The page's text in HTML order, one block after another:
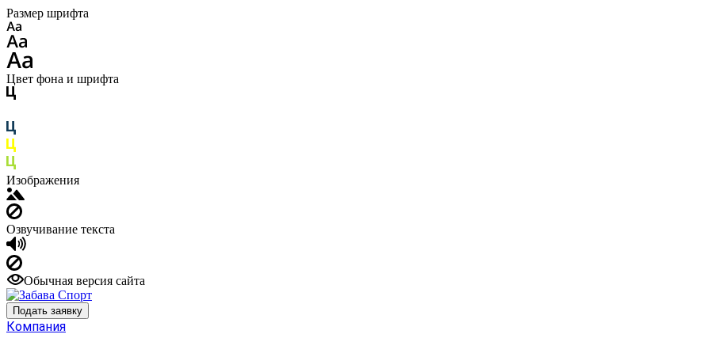
Размер шрифта
Цвет фона и шрифта
Изображения
Озвучивание текста
Обычная версия сайта
Подать заявку
Компания